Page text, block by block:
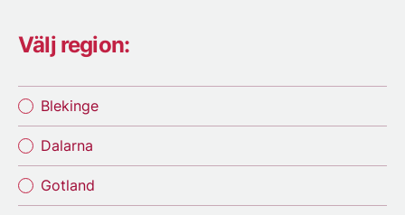
Välj region:
Blekinge
Dalarna
Gotland